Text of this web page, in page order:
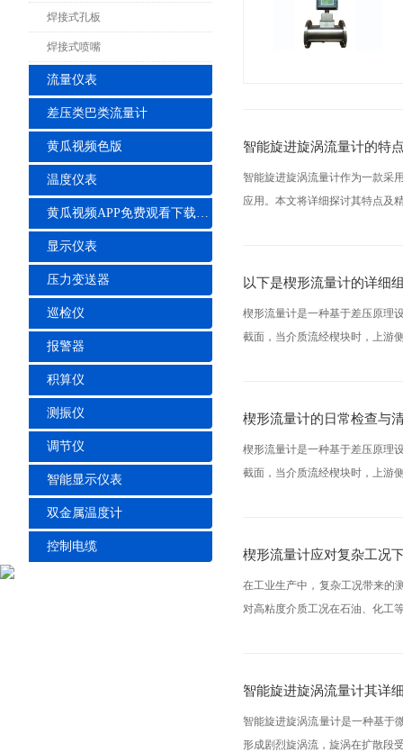
焊接式孔板
焊接式喷嘴
流量仪表
差压类巴类流量计
黄瓜视频色版
温度仪表
黄瓜视频APP免费观看下载安装
显示仪表
压力变送器
巡检仪
报警器
积算仪
测振仪
调节仪
智能显示仪表
双金属温度计
控制电缆
智能旋进旋涡流量计的特
智能旋进旋涡流量计作为一款采
应用。本文将详细探讨其特点及
以下是楔形流量计的详细
楔形流量计是一种基于差压原理
截面，当介质流经楔块时，上游
楔形流量计的日常检查与
楔形流量计是一种基于差压原理
截面，当介质流经楔块时，上游
楔形流量计应对复杂工况
在工业生产中，复杂工况带来的
对高粘度介质工况在石油、化工
智能旋进旋涡流量计其详
智能旋进旋涡流量计是一种基于
形成剧烈旋涡流，旋涡在扩散段